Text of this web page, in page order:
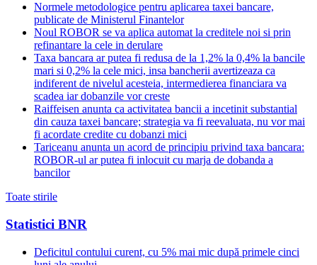
Normele metodologice pentru aplicarea taxei bancare,
publicate de Ministerul Finantelor
Noul ROBOR se va aplica automat la creditele noi si prin
refinantare la cele in derulare
Taxa bancara ar putea fi redusa de la 1,2% la 0,4% la bancile
mari si 0,2% la cele mici, insa bancherii avertizeaza ca
indiferent de nivelul acesteia, intermedierea financiara va
scadea iar dobanzile vor creste
Raiffeisen anunta ca activitatea bancii a incetinit substantial
din cauza taxei bancare; strategia va fi reevaluata, nu vor mai
fi acordate credite cu dobanzi mici
Tariceanu anunta un acord de principiu privind taxa bancara:
ROBOR-ul ar putea fi inlocuit cu marja de dobanda a
bancilor
Toate stirile
Statistici BNR
Deficitul contului curent, cu 5% mai mic după primele cinci